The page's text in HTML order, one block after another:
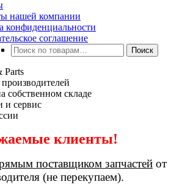
нашей компании
конфиденциальности
соглашение
Искать:
Поиск
Parts
собственном складе
и сервис
клиенты!
поставщиком запчастей от
(не перекупаем).